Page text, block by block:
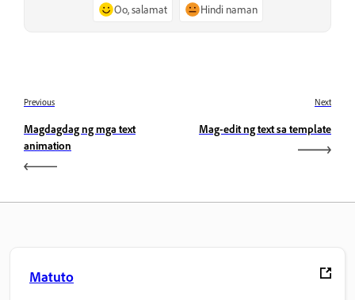
Oo, salamat Hindi naman
Previous
Magdagdag ng mga text
animation
Next
Mag-edit ng text sa template
Matuto